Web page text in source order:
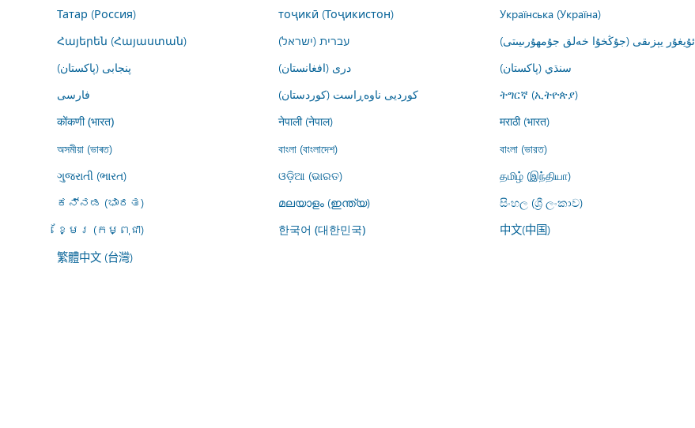
Татар (Россия)
тоҷикӣ (Тоҷикистон) Українська (Україна)
Հայերեն (Հայաստան)
עברית (ישראל) ئۇيغۇر يېزىقى (جۇڭخۇا خەلق جۇمھۇرىيىتى)
پنجابی (پاکستان)
درى (افغانستان) سنڌي (پاکستان)
فارسى
کوردیی ناوەڕاست (کوردستان) ትግርኛ (ኢትዮጵያ)
कोंकणी (भारत) नेपाली (नेपाल) मराठी (भारत)
অসমীয়া (ভাৰত) বাংলা (বাংলাদেশ) বাংলা (ভারত)
ગુજરાતી (ભારત)
ଓଡ଼ିଆ (ଭାରତ) தமிழ் (இந்தியா)
ಕನ್ನಡ (ಭಾರತ)
മലയാളം (ഇന്ത്യ) සිංහල (ශ්‍රී ලංකාව)
ខ្មែរ (កម្ពុជា)
한국어 (대한민국) 中文(中国)
繁體中文 (台灣)